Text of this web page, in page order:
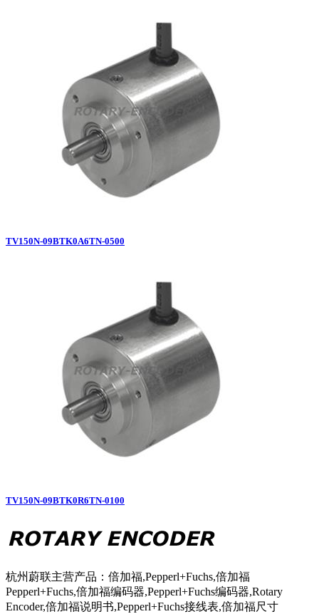
TV150N-09BTK0A6TN-0500
TV150N-09BTK0R6TN-0100
杭州蔚联主营产品：倍加福,Pepperl+Fuchs,倍加福
Pepperl+Fuchs,倍加福编码器,Pepperl+Fuchs编码器,Rotary
Encoder,倍加福说明书,Pepperl+Fuchs接线表,倍加福尺寸